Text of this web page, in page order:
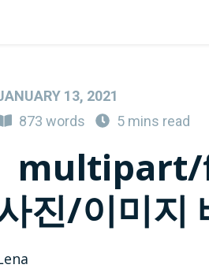
13, 2021
873 words
5 mins read
multipart/
진/이미지